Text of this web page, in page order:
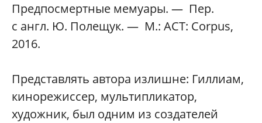
Предпосмертные мемуары. — Пер.
с англ. Ю. Полещук. — М.: АСТ: Corpus,
2016.
Представлять автора излишне: Гиллиам,
кинорежиссер, мультипликатор,
художник, был одним из создателей